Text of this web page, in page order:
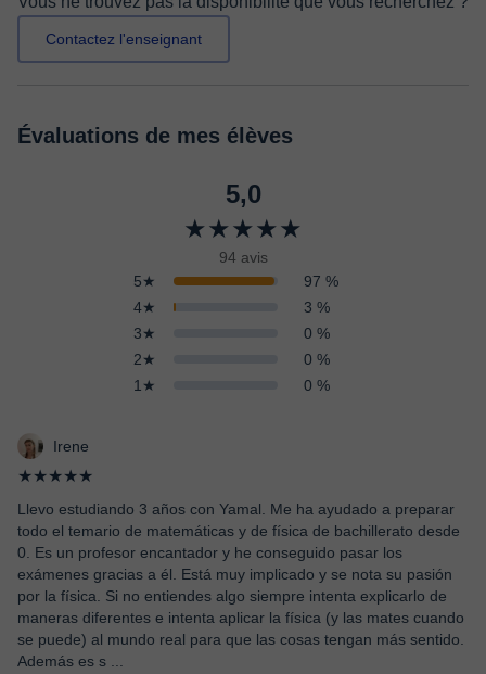
Contactez l'enseignant
Évaluations de mes élèves
5,0
★★★★★
94 avis
5★
97 %
4★
3 %
3★
0 %
2★
0 %
1★
0 %
Irene
★★★★★
Llevo estudiando 3 años con Yamal. Me ha ayudado a preparar
todo el temario de matemáticas y de física de bachillerato desde
0. Es un profesor encantador y he conseguido pasar los
exámenes gracias a él. Está muy implicado y se nota su pasión
por la física. Si no entiendes algo siempre intenta explicarlo de
maneras diferentes e intenta aplicar la física (y las mates cuando
se puede) al mundo real para que las cosas tengan más sentido.
Además es s